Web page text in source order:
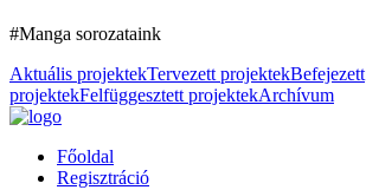
#Manga sorozataink
Aktuális projektekTervezett projektekBefejezett
projektekFelfüggesztett projektekArchívum
Főoldal
Regisztráció